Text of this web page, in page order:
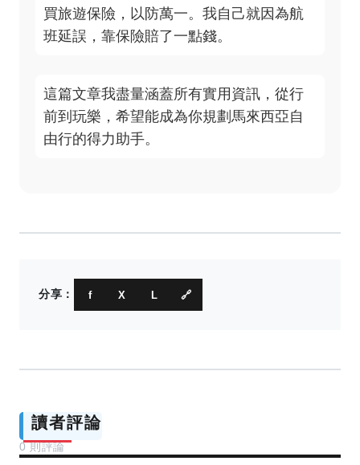
買旅遊保險，以防萬一。我自己就因為航
班延誤，靠保險賠了一點錢。
這篇文章我盡量涵蓋所有實用資訊，從行
前到玩樂，希望能成為你規劃馬來西亞自
由行的得力助手。
分享： f X L 🔗
讀者評論
0 則評論